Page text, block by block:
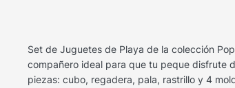
Set de Juguetes de Playa de la colección
compañero ideal para que tu peque disfrute
piezas: cubo, regadera, pala, rastrillo y 4